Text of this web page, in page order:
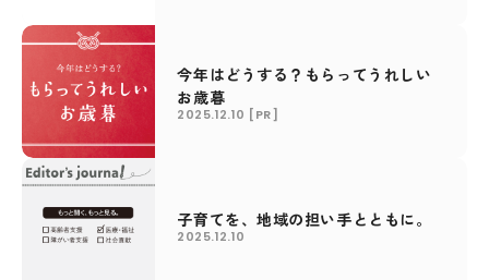
今年はどうする？もらってうれしい
お歳暮
2025.12.10 [PR]
子育てを、地域の担い手とともに。
2025.12.10